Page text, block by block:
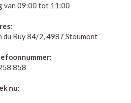
van 09:00 tot 11:00
du Ruy 84/2, 4987 Stoumont
858
nu: